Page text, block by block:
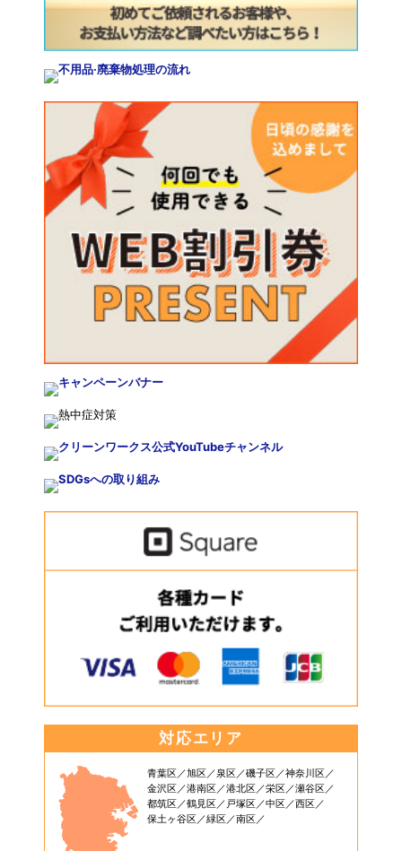
対応エリア
青葉区 旭区 泉区 磯子区
神奈川区
金沢区
港南区 港北区 栄区
瀬谷区
都筑区
鶴見区 戸塚区 中区
西区
保土ヶ谷区
緑区 南区